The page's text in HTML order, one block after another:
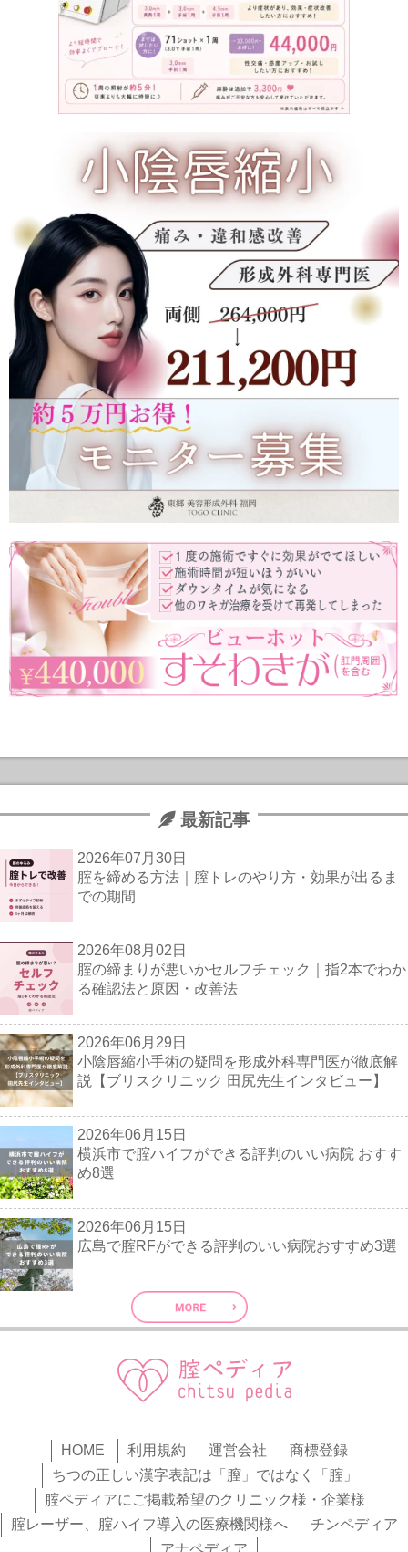
最新記事
2026年07月30日
腟を締める方法｜膣トレのやり方・効果が出るま
での期間
2026年08月02日
腟の締まりが悪いかセルフチェック｜指2本でわか
る確認法と原因・改善法
2026年06月29日
小陰唇縮小手術の疑問を形成外科専門医が徹底解
説【ブリスクリニック 田尻先生インタビュー】
2026年06月15日
横浜市で腟ハイフができる評判のいい病院 おすす
め8選
2026年06月15日
広島で腟RFができる評判のいい病院おすすめ3選
HOME 利用規約 運営会社
商標登録
ちつの正しい漢字表記は「膣」ではなく「腟」
腟ペディアにご掲載希望のクリニック様・企業様
腟レーザー、腟ハイフ導入の医療機関様へ
チンペディア